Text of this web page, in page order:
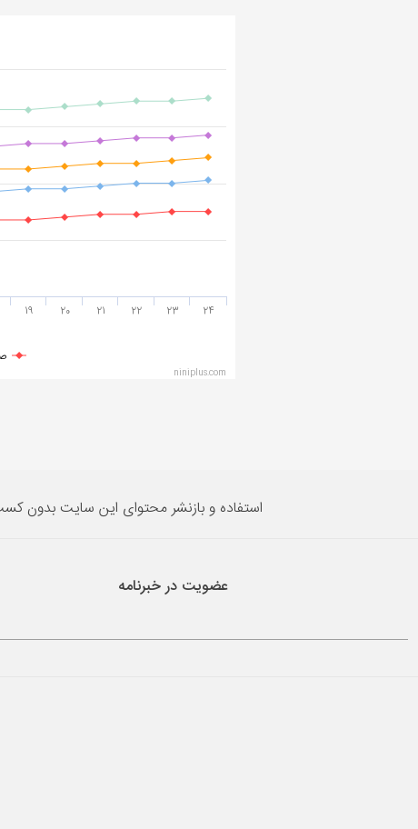
19 20 21 22 23 24
niniplus.com
استفاده و بازنشر محتوای این سایت بدون
عضویت در خبرنامه